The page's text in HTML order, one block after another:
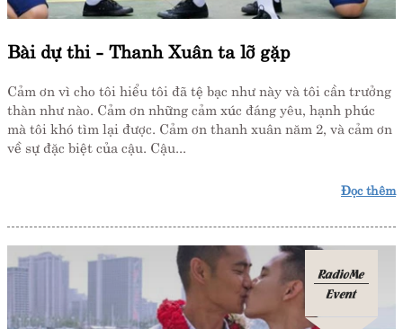
Bài dự thi - Thanh Xuân ta lỡ gặp
Cảm ơn vì cho tôi hiểu tôi đã tệ bạc như này và tôi cần trưởng
thàn như nào. Cảm ơn những cảm xúc đáng yêu, hạnh phúc
mà tôi khó tìm lại được. Cảm ơn thanh xuân năm 2, và cảm ơn
về sự đặc biệt của cậu. Cậu...
Đọc thêm
RadioMe
Event